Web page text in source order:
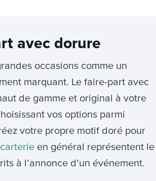
avec dorure
occasions comme un
marquant. Le faire-part avec
de gamme et original à votre
vos options parmi
votre propre motif doré pour
carterie en général représentent le
à l’annonce d’un événement.